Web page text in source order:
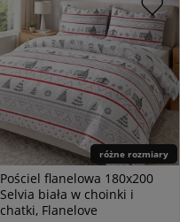
różne rozmiary
Pościel flanelowa 180x200
Selvia biała w choinki i
chatki, Flanelove